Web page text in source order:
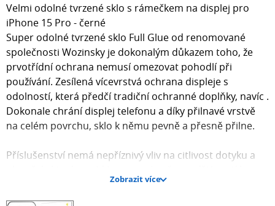
Velmi odolné tvrzené sklo s rámečkem na displej pro
iPhone 15 Pro - černé
Super odolné tvrzené sklo Full Glue od renomované
společnosti Wozinsky je dokonalým důkazem toho, že
prvotřídní ochrana nemusí omezovat pohodlí při
používání. Zesílená vícevrstvá ochrana displeje s
odolností, která předčí tradiční ochranné doplňky, navíc .
Dokonale chrání displej telefonu a díky přilnavé vrstvě
na celém povrchu, sklo k němu pevně a přesně přilne.
Příslušenství nemá nepříznivý vliv na citlivost dotyku a
Celek byl uzavřen do elegantní krabičky.
Zobrazit více